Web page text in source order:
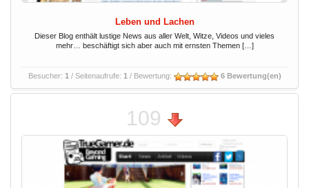
Leben und Lachen
Dieser Blog enthält lustige News aus aller Welt, Witze, Videos und vieles
mehr… beschäftigt sich aber auch mit ernsten Themen […]
Besucher: 1 / Seitenaufrufe: 1 / Bewertung: 6 Bewertung(en)
109